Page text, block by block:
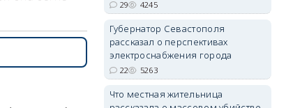
29 4245
Губернатор Севастополя
рассказал о перспективах
электроснабжения города
22 5263
Что местная жительница